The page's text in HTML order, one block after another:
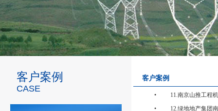
客户案例
CASE
客户案例
•
11.南京山推工程
•
12.绿地地产集团